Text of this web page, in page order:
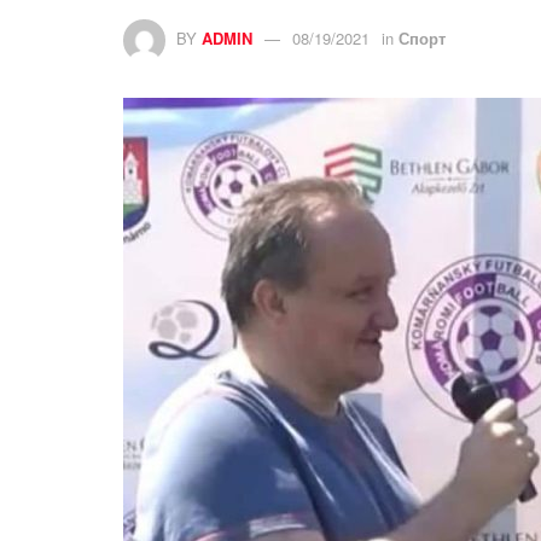
BY ADMIN 08/19/2021 in Спорт